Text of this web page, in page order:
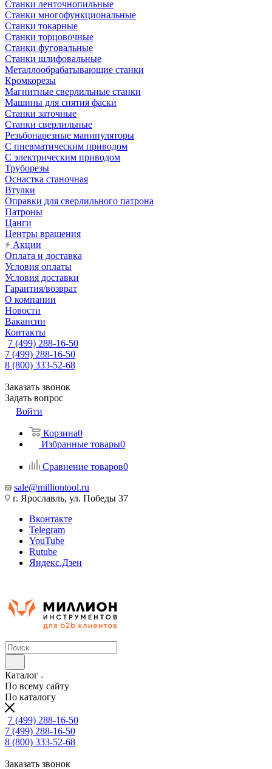
Станки ленточнопильные
Станки многофункциональные
Станки токарные
Станки торцовочные
Станки фуговальные
Станки шлифовальные
Металлообрабатывающие станки
Кромкорезы
Магнитные сверлильные станки
Машины для снятия фаски
Станки заточные
Станки сверлильные
Резьбонарезные манипуляторы
С пневматическим приводом
С электрическим приводом
Труборезы
Оснастка станочная
Втулки
Оправки для сверлильного патрона
Патроны
Цанги
Центры вращения
Акции
Оплата и доставка
Условия оплаты
Условия доставки
Гарантия/возврат
О компании
Новости
Вакансии
Контакты
7 (499) 288-16-50
7 (499) 288-16-50
8 (800) 333-52-68
Заказать звонок
Задать вопрос
Войти
Корзина0
Избранные товары0
Сравнение товаров0
sale@milliontool.ru
г. Ярославль, ул. Победы 37
Вконтакте
Telegram
YouTube
Rutube
Яндекс.Дзен
Каталог
По всему сайту
По каталогу
7 (499) 288-16-50
7 (499) 288-16-50
8 (800) 333-52-68
Заказать звонок